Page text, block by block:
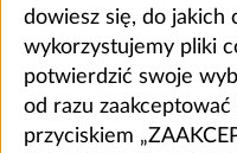
dowiesz się, do jakich
wykorzystujemy pliki
potwierdzić swoje
od razu
przyciskiem